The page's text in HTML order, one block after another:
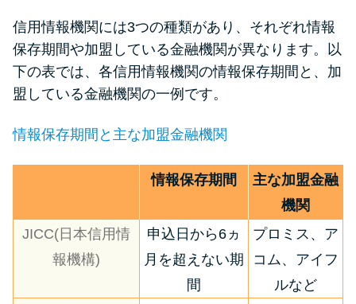
信用情報機関には3つの種類があり、それぞれ情報
保存期間や加盟している金融機関が異なります。以
下の表では、各信用情報機関の情報保存期間と、加
盟している金融機関の一例です。
情報保存期間と主な加盟金融機関
情報保存期間
主な加盟金融
機関
JICC(日本信用情
報機構)
申込日から6ヵ
月を超えない期
間
プロミス、ア
コム、アイフ
ルなど